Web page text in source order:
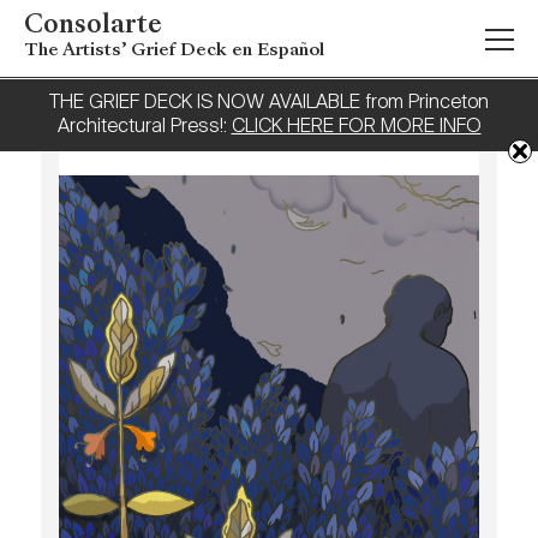
Consolarte
The Artists’ Grief Deck en Español
THE GRIEF DECK IS NOW AVAILABLE from Princeton
Architectural Press!: CLICK HERE FOR MORE INFO